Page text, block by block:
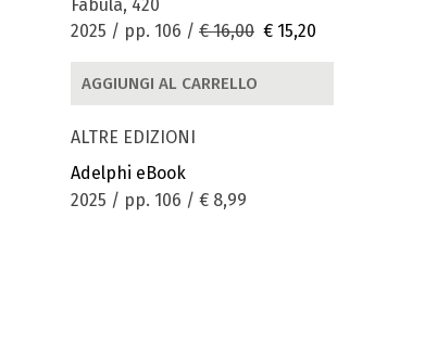
Fabula, 420
2025 / pp. 106 / € 16,00 € 15,20
AGGIUNGI AL CARRELLO
ALTRE EDIZIONI
Adelphi eBook
2025 / pp. 106 / € 8,99